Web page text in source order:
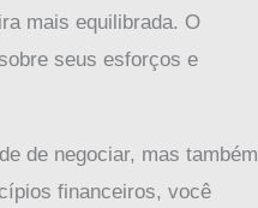
mais equilibrada. O
seus esforços e
de negociar, mas também
financeiros, você